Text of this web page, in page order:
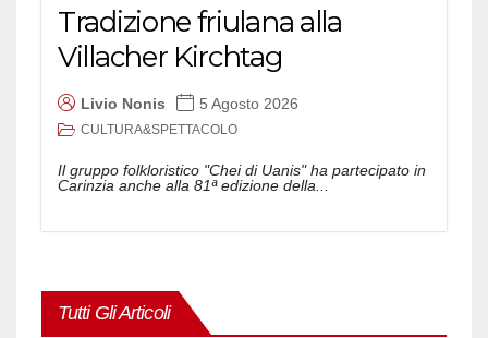
Tradizione friulana alla
Villacher Kirchtag
Livio Nonis 5 Agosto 2026
CULTURA&SPETTACOLO
Il gruppo folkloristico "Chei di Uanis" ha partecipato in
Carinzia anche alla 81ª edizione della...
Tutti Gli Articoli